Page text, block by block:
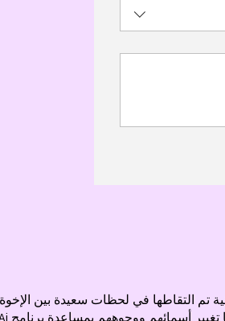
التقاطها في لحظات سعيدة بين الإخوة